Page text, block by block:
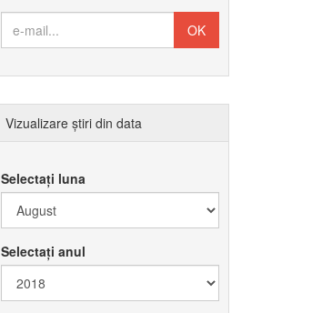
Vizualizare știri din data
Selectați luna
Selectați anul